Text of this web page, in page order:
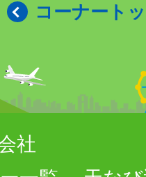
コーナート
社